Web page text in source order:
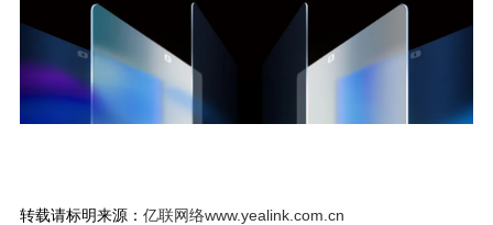
转载请标明来源： 亿联网络www.yealink.com.cn